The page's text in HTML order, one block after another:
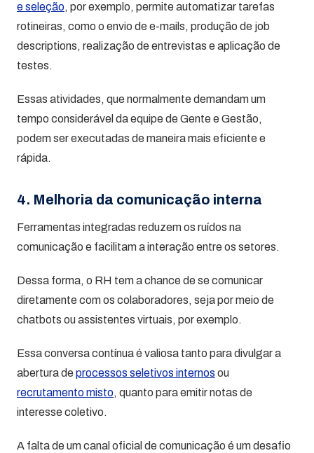
e seleção, por exemplo, permite automatizar tarefas
rotineiras, como o envio de e-mails, produção de job
descriptions, realização de entrevistas e aplicação de
testes.
Essas atividades, que normalmente demandam um
tempo considerável da equipe de Gente e Gestão,
podem ser executadas de maneira mais eficiente e
rápida.
4. Melhoria da comunicação interna
Ferramentas integradas reduzem os ruídos na
comunicação e facilitam a interação entre os setores.
Dessa forma, o RH tem a chance de se comunicar
diretamente com os colaboradores, seja por meio de
chatbots ou assistentes virtuais, por exemplo.
Essa conversa contínua é valiosa tanto para divulgar a
abertura deprocessos seletivos internos ou
recrutamento misto, quanto para emitir notas de
interesse coletivo.
A falta de um canal oficial de comunicação é um desafio